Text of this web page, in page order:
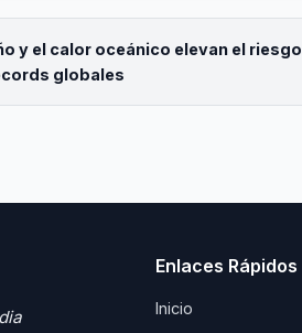
y el calor oceánico elevan el riesgo
globales
Enlaces Rápidos
Inicio